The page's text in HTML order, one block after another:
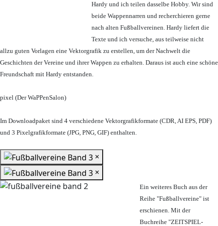
Hardy und ich teilen dasselbe Hobby. Wir sind
beide Wappennarren und recherchieren gerne
nach alten Fußballvereinen. Hardy liefert die
Texte und ich versuche, aus teilweise nicht
allzu guten Vorlagen eine Vektorgrafik zu erstellen, um der Nachwelt die
Geschichten der Vereine und ihrer Wappen zu erhalten. Daraus ist auch eine schöne
Freundschaft mit Hardy entstanden.
pixel (Der WaPPenSalon)
Im Downloadpaket sind 4 verschiedene Vektorgrafikformate (CDR, AI EPS, PDF)
und 3 Pixelgrafikformate (JPG, PNG, GIF) enthalten.
×
×
Ein weiteres Buch aus der
Reihe "Fußballvereine" ist
erschienen. Mit der
Buchreihe "ZEITSPIEL-